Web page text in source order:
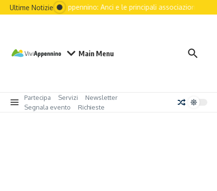
Ultime Notizie
passa dall’Appennino: Anci e le principali associazioni
Main Menu
Partecipa Servizi
Newsletter
Segnala evento
Richieste